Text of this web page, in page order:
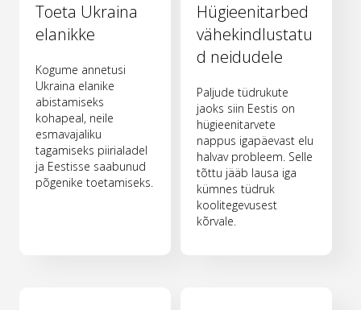
Toeta Ukraina
elanikke
Kogume annetusi
Ukraina elanike
abistamiseks
kohapeal, neile
esmavajaliku
tagamiseks piirialadel
ja Eestisse saabunud
põgenike toetamiseks.
Hügieenitarbed
vähekindlustatu
d neidudele
Paljude tüdrukute
jaoks siin Eestis on
hügieenitarvete
nappus igapäevast elu
halvav probleem. Selle
tõttu jääb lausa iga
kümnes tüdruk
koolitegevusest
kõrvale.